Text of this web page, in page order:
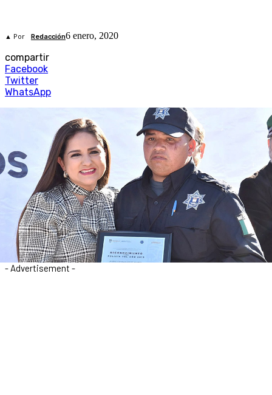
▲ Por Redacción6 enero, 2020
compartir
Facebook
Twitter
WhatsApp
- Advertisement -